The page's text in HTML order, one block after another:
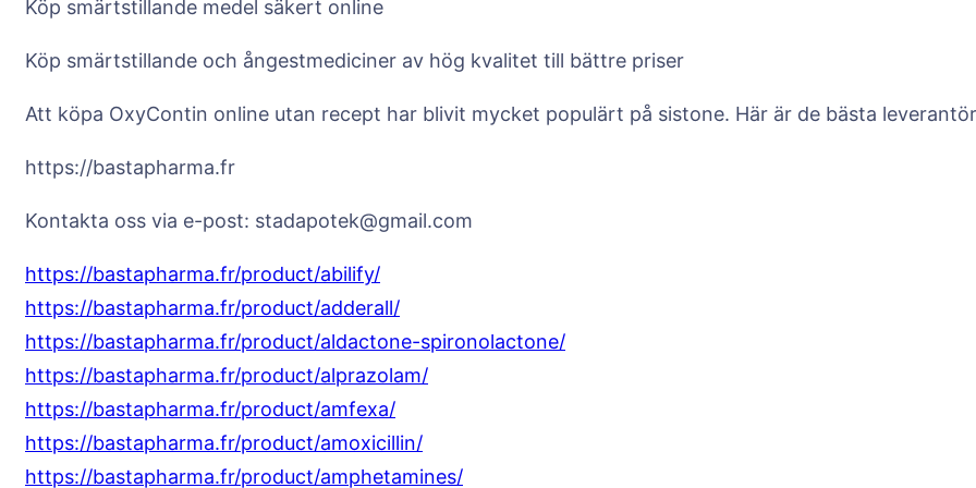
Köp smärtstillande medel säkert online
Köp smärtstillande och ångestmediciner av hög kvalitet till bättre priser
Att köpa OxyContin online utan recept har blivit mycket populärt på sistone. Här är de bästa
https://bastapharma.fr
Kontakta oss via e-post: stadapotek@gmail.com
https://bastapharma.fr/product/abilify/
https://bastapharma.fr/product/adderall/
https://bastapharma.fr/product/aldactone-spironolactone/
https://bastapharma.fr/product/alprazolam/
https://bastapharma.fr/product/amfexa/
https://bastapharma.fr/product/amoxicillin/
https://bastapharma.fr/product/amphetamines/